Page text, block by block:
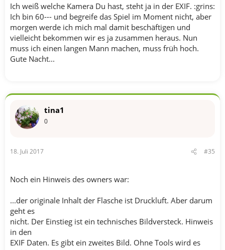
Ich weiß welche Kamera Du hast, steht ja in der EXIF. :grins:
Ich bin 60--- und begreife das Spiel im Moment nicht, aber
morgen werde ich mich mal damit beschäftigen und
vielleicht bekommen wir es ja zusammen heraus. Nun
muss ich einen langen Mann machen, muss früh hoch.
Gute Nacht...
tina1
0
18. Juli 2017 #35
Noch ein Hinweis des owners war:
...der originale Inhalt der Flasche ist Druckluft. Aber darum
geht es
nicht. Der Einstieg ist ein technisches Bildversteck. Hinweis
in den
EXIF Daten. Es gibt ein zweites Bild. Ohne Tools wird es